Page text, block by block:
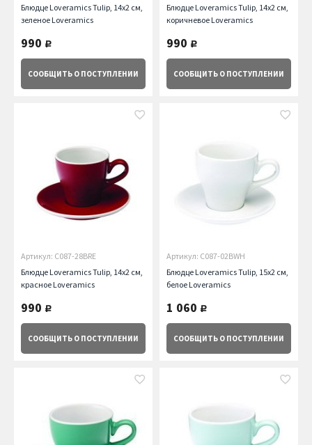
Блюдце Loveramics Tulip, 14х2 см,
зеленое Loveramics
990 руб.
СООБЩИТЬ О ПОСТУПЛЕНИИ
Блюдце Loveramics Tulip, 14х2 см,
коричневое Loveramics
990 руб.
СООБЩИТЬ О ПОСТУПЛЕНИИ
Артикул: C087-28BRE
Блюдце Loveramics Tulip, 14х2 см,
красное Loveramics
990 руб.
СООБЩИТЬ О ПОСТУПЛЕНИИ
Артикул: C087-02BWH
Блюдце Loveramics Tulip, 15х2 см,
белое Loveramics
1 060 руб.
СООБЩИТЬ О ПОСТУПЛЕНИИ